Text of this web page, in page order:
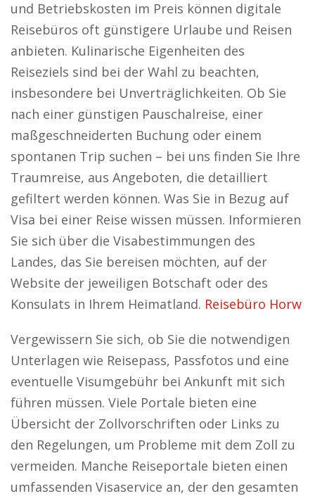
und Betriebskosten im Preis können digitale
Reisebüros oft günstigere Urlaube und Reisen
anbieten. Kulinarische Eigenheiten des
Reiseziels sind bei der Wahl zu beachten,
insbesondere bei Unverträglichkeiten. Ob Sie
nach einer günstigen Pauschalreise, einer
maßgeschneiderten Buchung oder einem
spontanen Trip suchen – bei uns finden Sie Ihre
Traumreise, aus Angeboten, die detailliert
gefiltert werden können. Was Sie in Bezug auf
Visa bei einer Reise wissen müssen. Informieren
Sie sich über die Visabestimmungen des
Landes, das Sie bereisen möchten, auf der
Website der jeweiligen Botschaft oder des
Konsulats in Ihrem Heimatland. Reisebüro Horw
Vergewissern Sie sich, ob Sie die notwendigen
Unterlagen wie Reisepass, Passfotos und eine
eventuelle Visumgebühr bei Ankunft mit sich
führen müssen. Viele Portale bieten eine
Übersicht der Zollvorschriften oder Links zu
den Regelungen, um Probleme mit dem Zoll zu
vermeiden. Manche Reiseportale bieten einen
umfassenden Visaservice an, der den gesamten